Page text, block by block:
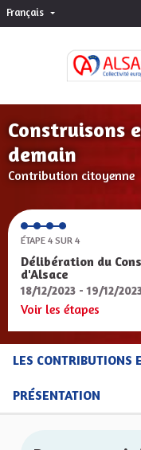
Français Choisir la langue
Construisons
demain
Contribution citoyenne
ÉTAPE 4 SUR 4
Délibération du
d'Alsace
18/12/2023 - 19/12/
Voir les étapes
LES CONTRIBUTIONS
PRÉSENTATION